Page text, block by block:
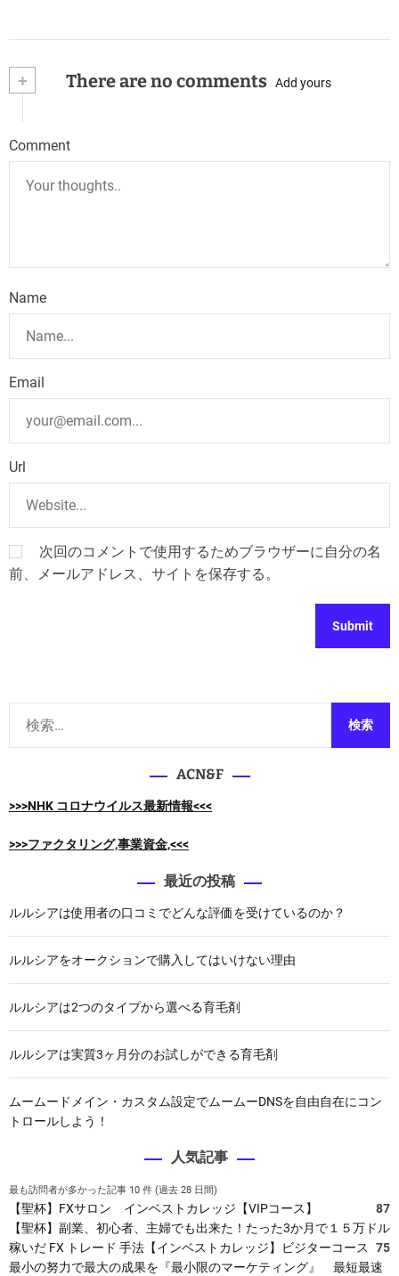
+ There are no comments Add yours
Comment
Name
Email
Url
次回のコメントで使用するためブラウザーに自分の名
前、メールアドレス、サイトを保存する。
ACN&F
>>>NHK コロナウイルス最新情報<<<
>>>ファクタリング,事業資金,<<<
最近の投稿
ルルシアは使用者の口コミでどんな評価を受けているのか？
ルルシアをオークションで購入してはいけない理由
ルルシアは2つのタイプから選べる育毛剤
ルルシアは実質3ヶ月分のお試しができる育毛剤
ムームードメイン・カスタム設定でムームーDNSを自由自在にコン
トロールしよう！
人気記事
最も訪問者が多かった記事 10 件 (過去 28 日間)
【聖杯】FXサロン インベストカレッジ【VIPコース】
87
【聖杯】副業、初心者、主婦でも出来た！たった3か月で１５万ドル
稼いだ FX トレード 手法【インベストカレッジ】ビジターコース
75
最小の努力で最大の成果を『最小限のマーケティング』 最短最速